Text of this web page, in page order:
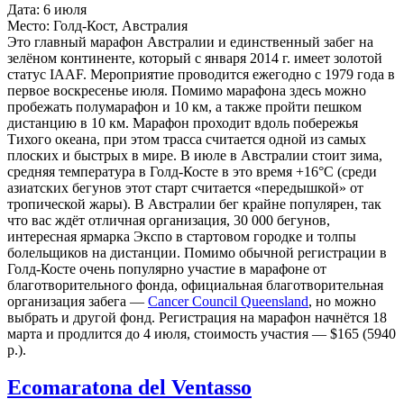
Дата: 6 июля
Место: Голд-Кост, Австралия
Это главный марафон Австралии и единственный забег на
зелёном континенте, который с января 2014 г. имеет золотой
статус IAAF. Мероприятие проводится ежегодно с 1979 года в
первое воскресенье июля. Помимо марафона здесь можно
пробежать полумарафон и 10 км, а также пройти пешком
дистанцию в 10 км. Марафон проходит вдоль побережья
Тихого океана, при этом трасса считается одной из самых
плоских и быстрых в мире. В июле в Австралии стоит зима,
средняя температура в Голд-Косте в это время +16°C (среди
азиатских бегунов этот старт считается «передышкой» от
тропической жары). В Австралии бег крайне популярен, так
что вас ждёт отличная организация, 30 000 бегунов,
интересная ярмарка Экспо в стартовом городке и толпы
болельщиков на дистанции. Помимо обычной регистрации в
Голд-Косте очень популярно участие в марафоне от
благотворительного фонда, официальная благотворительная
организация забега — Cancer Council Queensland, но можно
выбрать и другой фонд. Регистрация на марафон начнётся 18
марта и продлится до 4 июля, стоимость участия — $165 (5940
р.).
Ecomaratona del Ventasso